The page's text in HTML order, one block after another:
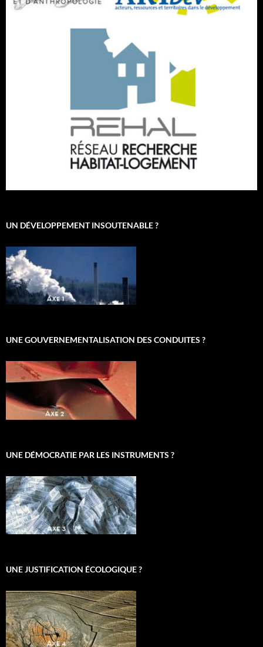
UN DÉVELOPPEMENT INSOUTENABLE ?
UNE GOUVERNEMENTALISATION DES CONDUITES ?
UNE DÉMOCRATIE PAR LES INSTRUMENTS ?
UNE JUSTIFICATION ÉCOLOGIQUE ?